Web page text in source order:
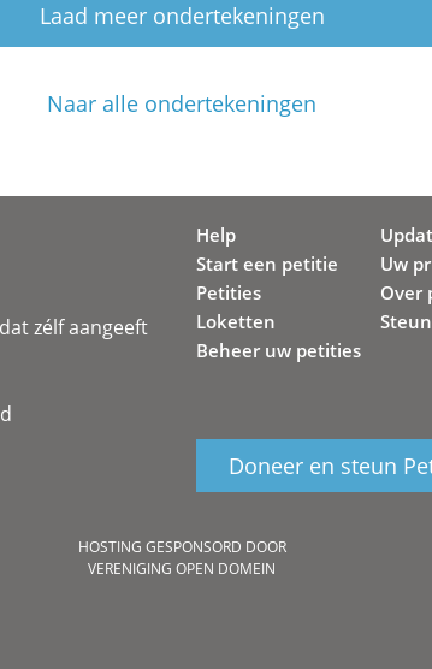
Laad meer ondertekeningen
Naar alle ondertekeningen
zélf aangeeft
Help
Start een petitie
Petities
Loketten
Beheer uw petities
Uw
Over
Doneer en steun
HOSTING GESPONSORD DOOR
VERENIGING OPEN DOMEIN